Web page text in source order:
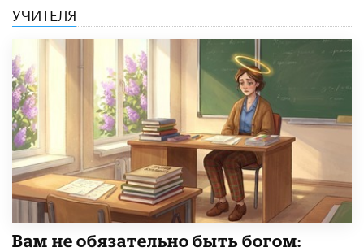
УЧИТЕЛЯ
​Вам не обязательно быть богом: